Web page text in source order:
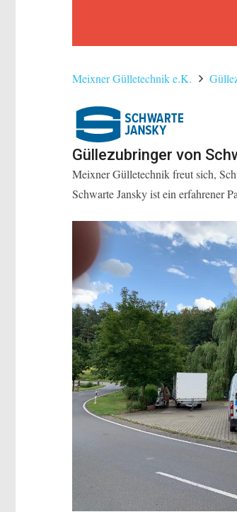
Meixner Gülletechnik e.K.
Güllezubringer von
Meixner Gülletechnik freut sich,
Schwarte Jansky ist ein erfahrener